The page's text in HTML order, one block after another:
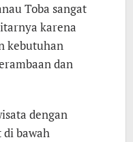
Toba sangat
karena
kebutuhan
dan
dengan
bawah